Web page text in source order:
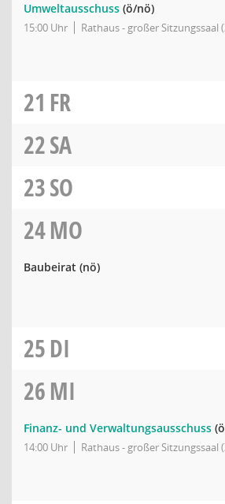
Umweltausschuss (ö/nö)
15:00 Uhr Rathaus - großer Sitzungssaal
21 FR
22SA
23SO
24MO
Baubeirat (nö)
25DI
26MI
Finanz- und Verwaltungsausschuss
14:00 Uhr Rathaus - großer Sitzungssaal